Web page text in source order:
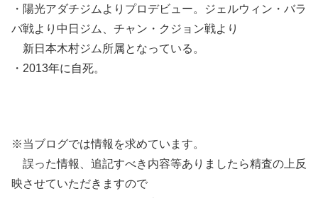
・陽光アダチジムよりプロデビュー。ジェルウィン・バラ
バ戦より中日ジム、チャン・クジョン戦より
新日本木村ジム所属となっている。
・2013年に自死。
※当ブログでは情報を求めています。
誤った情報、追記すべき内容等ありましたら精査の上反
映させていただきますので